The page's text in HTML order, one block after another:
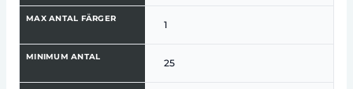
MAX ANTAL FÄRGER
1
MINIMUM ANTAL
25